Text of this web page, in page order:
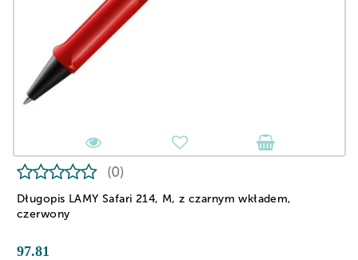
Długopis LAMY Safari 214, M, z czarnym wkładem,
czerwony
(0)
97.81